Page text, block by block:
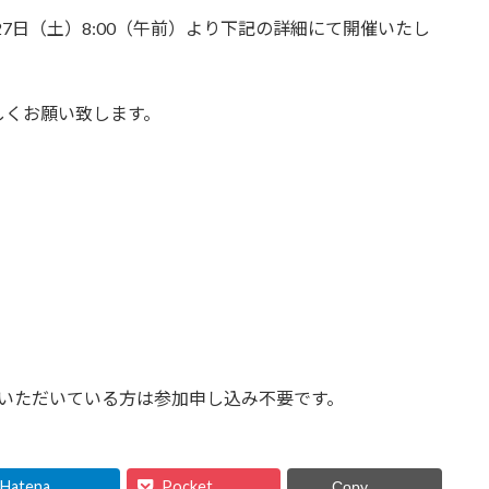
（土）8:00（午前）より下記の詳細にて開催いたし
お願い致します。
だいている方は参加申し込み不要です。